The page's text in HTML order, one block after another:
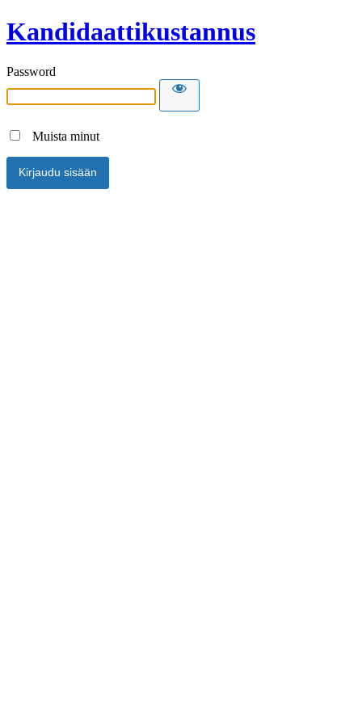
Kandidaattikustannus
Password
Muista minut